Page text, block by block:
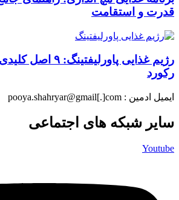
قدرت و استقامت
رژیم غذایی
رکورد
ایمیل ادمین : pooya.shahryar@gmail[.]com
سایر شبکه های اجتماعی
Youtube